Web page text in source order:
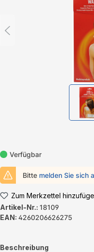
Verfügbar
Bitte melden Sie sich
Zum Merkzettel
Artikel-Nr.: 18109
EAN: 4260206626275
Beschreibung